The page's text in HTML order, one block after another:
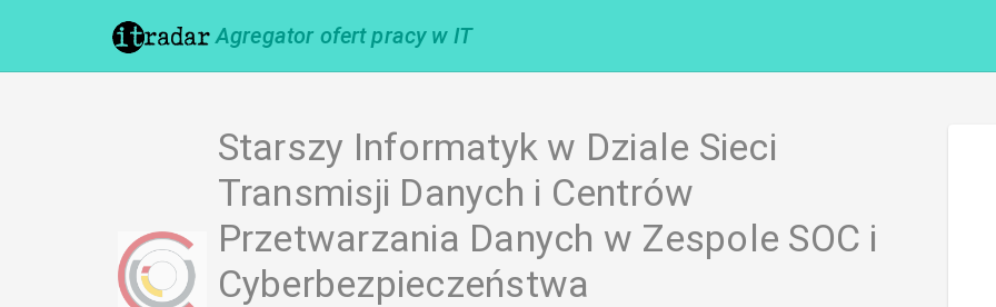
Agregator ofert pracy w IT
Starszy Informatyk w Dziale Sieci
Transmisji Danych i Centrów
Przetwarzania Danych w Zespole SOC i
Cyberbezpieczeństwa